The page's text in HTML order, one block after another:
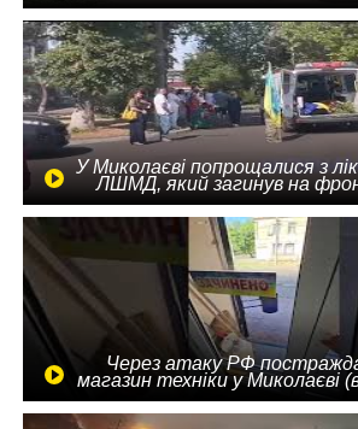
У Миколаєві попрощалися з
ЛШМД, який загинув на
Через атаку РФ
магазин техніки у Миколаєві